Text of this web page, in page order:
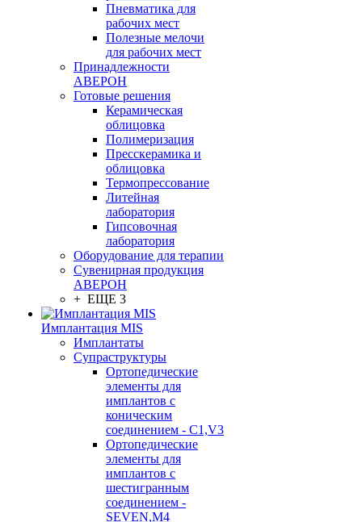
Пневматика для
рабочих мест
Полезные мелочи
для рабочих мест
Принадлежности
АВЕРОН
Готовые решения
Керамическая
облицовка
Полимеризация
Пресскерамика и
облицовка
Термопрессование
Литейная
лаборатория
Гипсовочная
лаборатория
Оборудование для терапии
Сувенирная продукция
АВЕРОН
+ ЕЩЕ 3
Имплантация MIS
Имплантаты
Супраструктуры
Ортопедические
элементы для
имплантов с
коническим
соединением - C1,V3
Ортопедические
элементы для
имплантов с
шестигранным
соединением -
SEVEN,M4